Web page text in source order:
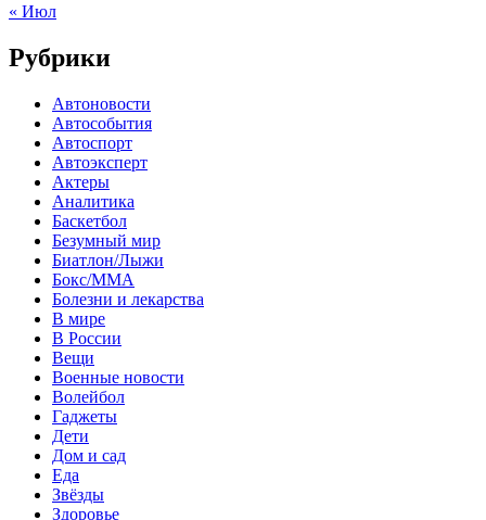
« Июл
Рубрики
Автоновости
Автособытия
Автоспорт
Автоэксперт
Актеры
Аналитика
Баскетбол
Безумный мир
Биатлон/Лыжи
Бокс/MMA
Болезни и лекарства
В мире
В России
Вещи
Военные новости
Волейбол
Гаджеты
Дети
Дом и сад
Еда
Звёзды
Здоровье